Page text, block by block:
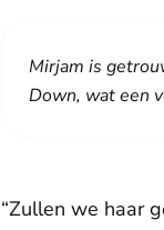
Mirjam is
Down, wat een
“Zullen we haar